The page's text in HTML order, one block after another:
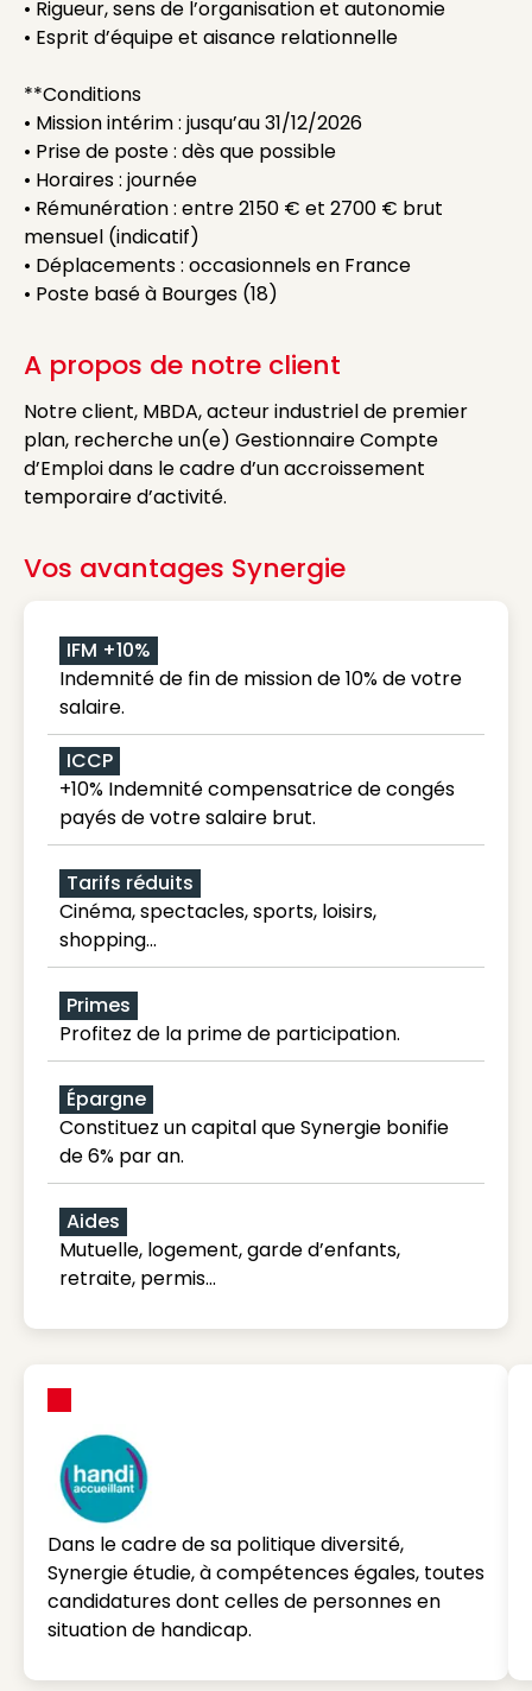
• Rigueur, sens de l’organisation et autonomie
• Esprit d’équipe et aisance relationnelle
**Conditions
• Mission intérim : jusqu’au 31/12/2026
• Prise de poste : dès que possible
• Horaires : journée
• Rémunération : entre 2150 € et 2700 € brut
mensuel (indicatif)
• Déplacements : occasionnels en France
• Poste basé à Bourges (18)
A propos de notre client
Notre client, MBDA, acteur industriel de premier
plan, recherche un(e) Gestionnaire Compte
d’Emploi dans le cadre d’un accroissement
temporaire d’activité.
Vos avantages Synergie
IFM +10%
Indemnité de fin de mission de 10% de votre
salaire.
ICCP
+10% Indemnité compensatrice de congés
payés de votre salaire brut.
Tarifs réduits
Cinéma, spectacles, sports, loisirs,
shopping...
Primes
Profitez de la prime de participation.
Épargne
Constituez un capital que Synergie bonifie
de 6% par an.
Aides
Mutuelle, logement, garde d’enfants,
retraite, permis…
Dans le cadre de sa politique diversité,
Synergie étudie, à compétences égales, toutes
candidatures dont celles de personnes en
situation de handicap.